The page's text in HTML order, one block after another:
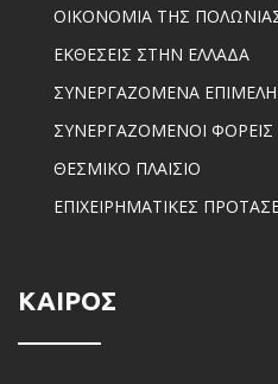
ΟΙΚΟΝΟΜΙΑ ΤΗΣ
ΕΚΘΕΣΕΙΣ ΣΤΗΝ ΕΛΛΑΔΑ
ΣΥΝΕΡΓΑΖΟΜΕΝΑ
ΣΥΝΕΡΓΑΖΟΜΕΝΟΙ ΦΟΡΕΙΣ
ΘΕΣΜΙΚΟ ΠΛΑΙΣΙΟ
ΕΠΙΧΕΙΡΗΜΑΤΙΚΕΣ
ΚΑΙΡΟΣ